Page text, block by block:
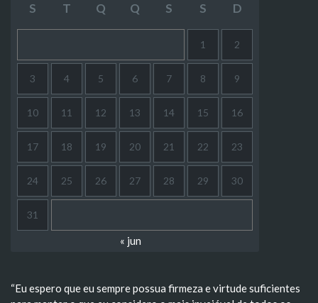
S T Q Q S S D
1 2
3 4 5 6 7 8 9
10 11 12 13 14 15 16
17 18 19 20 21 22 23
24 25 26 27 28 29 30
31
« jun
“Eu espero que eu sempre possua firmeza e virtude suficientes